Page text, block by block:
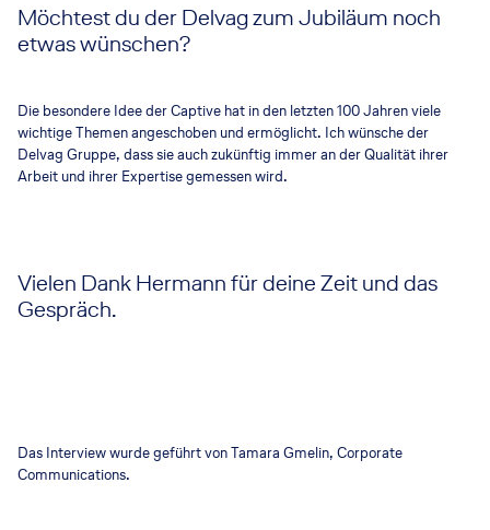
Möchtest du der Delvag zum Jubiläum noch
etwas wünschen?
Die besondere Idee der Captive hat in den letzten 100 Jahren viele
wichtige Themen angeschoben und ermöglicht. Ich wünsche der
Delvag Gruppe, dass sie auch zukünftig immer an der Qualität ihrer
Arbeit und ihrer Expertise gemessen wird.
Vielen Dank Hermann für deine Zeit und das
Gespräch.
Das Interview wurde geführt von Tamara Gmelin, Corporate
Communications.